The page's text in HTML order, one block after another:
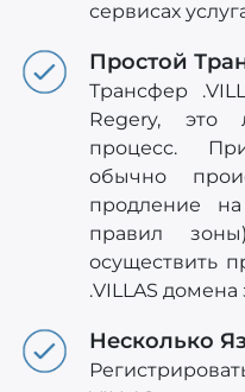
сервисах
Простой
Трансфер
Regery, это
процесс.
обычно
продление
правил
осуществить
.VILLAS
Несколько